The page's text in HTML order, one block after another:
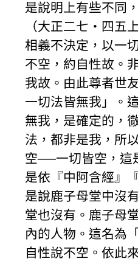
是說明上有些不同
（大正二七‧四
相義不決定，以一
不空，約自性故。
我故。由此尊者世
一切法皆無我」。
無我，是確定的，
法，都非是我，所
空──一切皆空，這
是依『中阿含經』
是說鹿子母堂中沒
堂也沒有。鹿子母
內的人物。這名為
自性說不空。依此